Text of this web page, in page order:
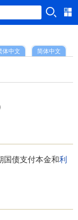
简体中文
体中文
国债支付本金和利